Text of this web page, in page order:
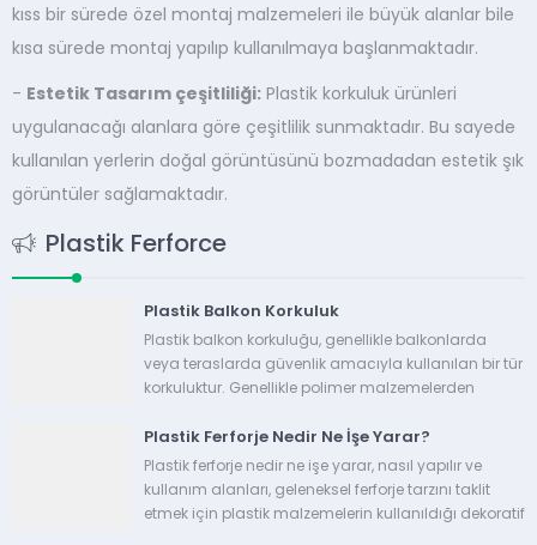
kıss bir sürede özel montaj malzemeleri ile büyük alanlar bile
kısa sürede montaj yapılıp kullanılmaya başlanmaktadır.
- Estetik Tasarım çeşitliliği: Plastik korkuluk ürünleri
uygulanacağı alanlara göre çeşitlilik sunmaktadır. Bu sayede
kullanılan yerlerin doğal görüntüsünü bozmadadan estetik şık
görüntüler sağlamaktadır.
Plastik Ferforce
Plastik Balkon Korkuluk
Plastik balkon korkuluğu, genellikle balkonlarda
veya teraslarda güvenlik amacıyla kullanılan bir tür
korkuluktur. Genellikle polimer malzemelerden
tercih edilebilir. Plastik Balkon Korkulukları Özellikleri
Hafiflik ve...
Plastik Ferforje Nedir Ne İşe Yarar?
Plastik ferforje nedir ne işe yarar, nasıl yapılır ve
kullanım alanları, geleneksel ferforje tarzını taklit
etmek için plastik malzemelerin kullanıldığı dekoratif